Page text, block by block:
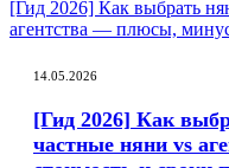
[Гид 2026] Как выбрать
агентства — плюсы,
14.05.2026
[Гид 2026] Как
частные няни vs